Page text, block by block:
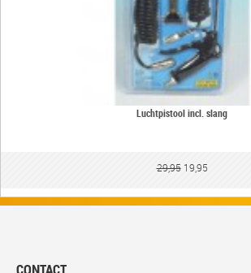
Luchtpistool incl. slang
29,9519,95
CONTACT